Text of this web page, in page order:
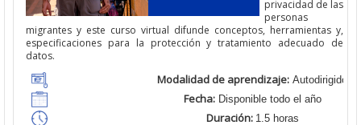
privacidad de las
personas
migrantes y este curso virtual difunde conceptos, herramientas y,
especificaciones para la protección y tratamiento adecuado de
datos.
Modalidad de aprendizaje: Autodirigido
Fecha:Disponible todo el año
Duración: 1.5 horas